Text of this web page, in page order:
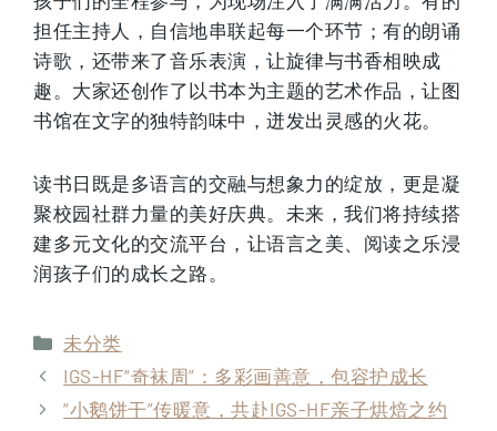
担任主持人，自信地串联起每一个环节；有的朗诵
诗歌，还带来了音乐表演，让旋律与书香相映成
趣。大家还创作了以书本为主题的艺术作品，让图
书馆在文字的独特韵味中，迸发出灵感的火花。
读书日既是多语言的交融与想象力的绽放，更是凝
聚校园社群力量的美好庆典。未来，我们将持续搭
建多元文化的交流平台，让语言之美、阅读之乐浸
润孩子们的成长之路。
分
类
未分类
IGS-HF“奇袜周”：多彩画善意，包容护成长
“小鹅饼干”传暖意，共赴IGS-HF亲子烘焙之约